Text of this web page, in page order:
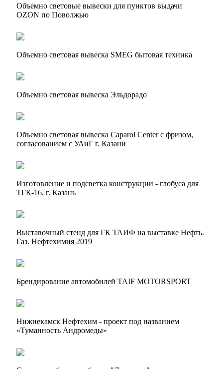
Объемно световые вывески для пунктов выдачи
OZON по Поволжью
Объемно световая вывеска SMEG бытовая техника
Объемно световая вывеска Эльдорадо
Объемно световая вывеска Caparol Center с фризом,
согласованием с УАиГ г. Казани
Изготовление и подсветка конструкции - глобуса для
ТГК-16, г. Казань
Выставочный стенд для ГК ТАИФ на выставке Нефть.
Газ. Нефтехимия 2019
Брендирование автомобилей TAIF MOTORSPORT
Нижнекамск Нефтехим - проект под названием
«Туманность Андромеды»